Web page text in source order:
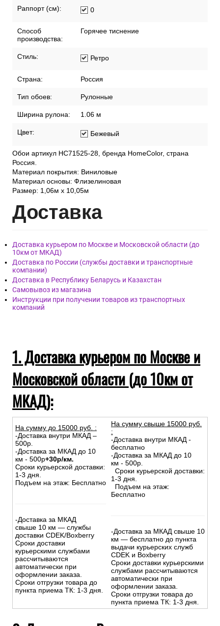
Раппорт (см): 0
Способ
производства:
Горячее тиснение
Стиль: Ретро
Страна: Россия
Тип обоев: Рулонные
Ширина рулона: 1.06 м
Цвет: Бежевый
Обои артикул HC71525-28, бренда HomeColor, страна
Россия.
Материал покрытия: Виниловые
Материал основы: Флизелиновая
Размер: 1,06м х 10,05м
Доставка
Доставка курьером по Москве и Московской области (до
10км от МКАД)
Доставка по России (службы доставки и транспортные
компании)
Доставка в Республику Беларусь и Казахстан
Самовывоз из магазина
Инструкции при получении товаров из транспортных
компаний
1. Доставка курьером по Москве и
Московской области (до 10км от
МКАД):
На сумму до 15000 руб. :
-Доставка внутри МКАД –
500р.
-Доставка за МКАД до 10
км - 500р+30р/км.
Сроки курьерской доставки:
1-3 дня.
Подъем на этаж: Бесплатно
-Доставка за МКАД
свыше 10 км — службы
доставки CDEK/Boxberry
Сроки доставки
курьерскими службами
рассчитываются
автоматически при
оформлении заказа.
Сроки отгрузки товара до
пункта приема ТК: 1-3 дня.
На сумму свыше 15000 руб.
:
-Доставка внутри МКАД -
бесплатно
-Доставка за МКАД до 10
км - 500р.
Сроки курьерской доставки:
1-3 дня.
Подъем на этаж:
Бесплатно
-Доставка за МКАД свыше 10
км — бесплатно до пункта
выдачи курьерских служб
CDEK и Boxberry
Сроки доставки курьерскими
службами рассчитываются
автоматически при
оформлении заказа.
Сроки отгрузки товара до
пункта приема ТК: 1-3 дня.